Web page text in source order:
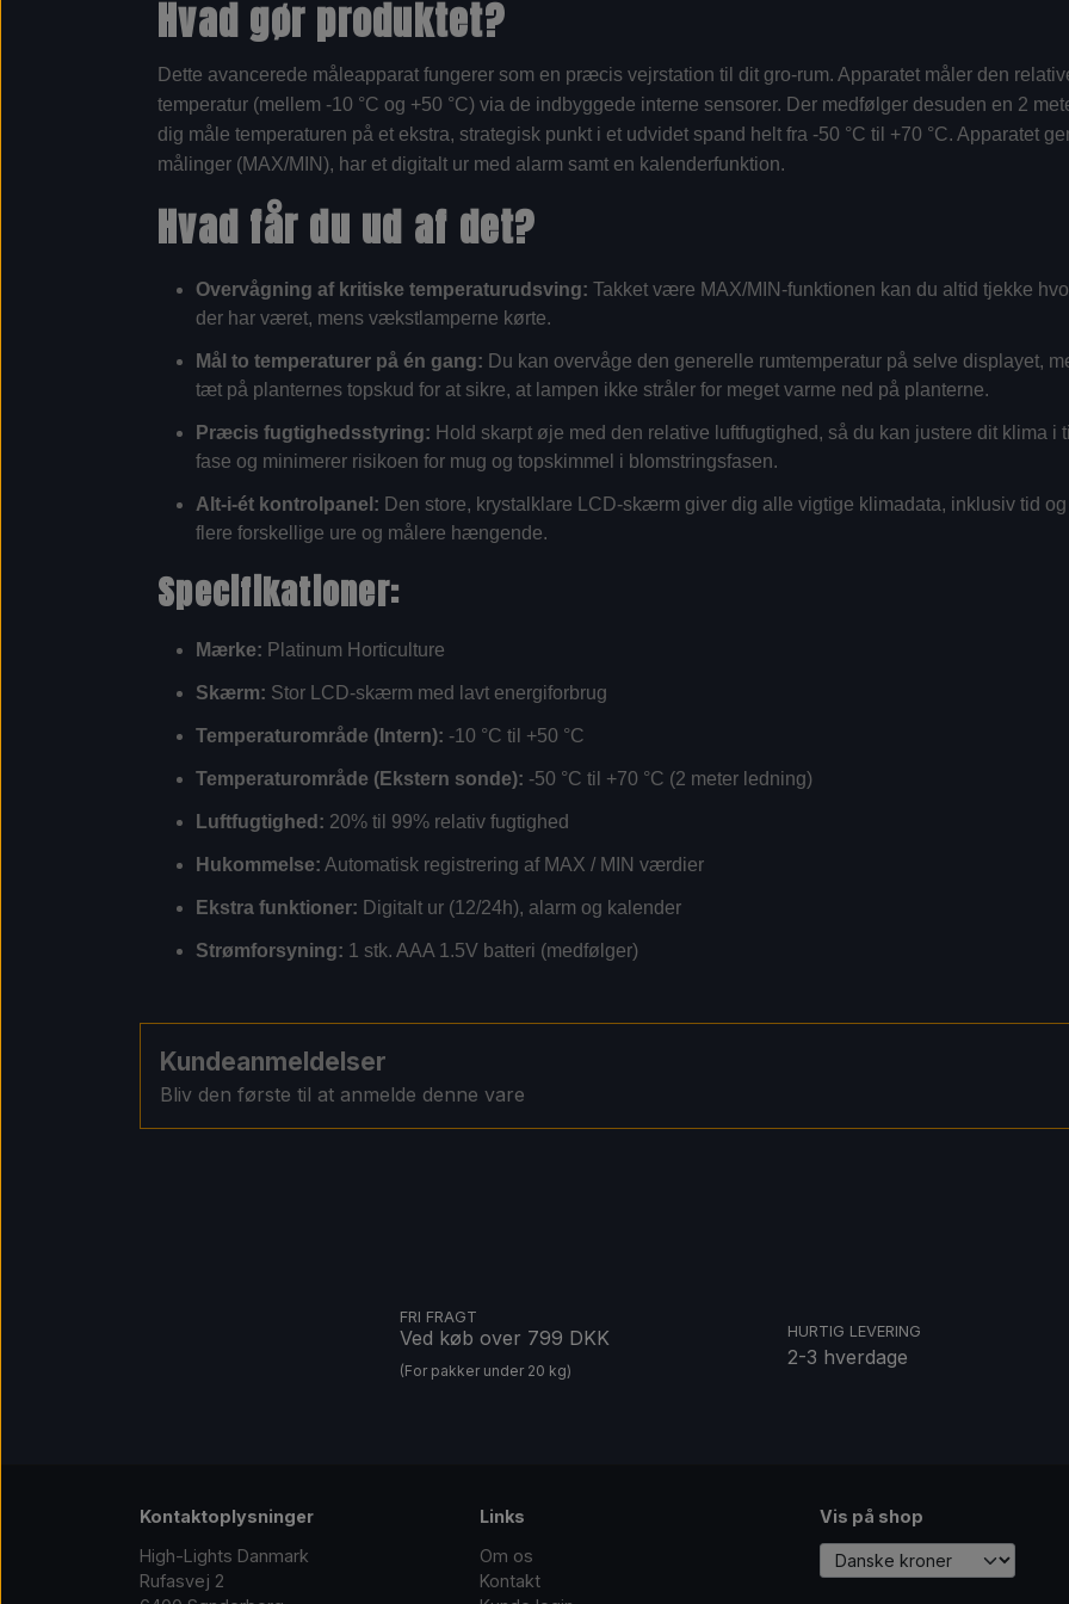
Hvad gør produktet?
Dette avancerede måleapparat fungerer som en præcis vejrstation til dit gro-rum. Apparatet måler den
temperatur (mellem -10 °C og +50 °C) via de indbyggede interne sensorer. Der medfølger desuden en 2
dig måle temperaturen på et ekstra, strategisk punkt i et udvidet spand helt fra -50 °C til +70 °C. Apparatet
målinger (MAX/MIN), har et digitalt ur med alarm samt en kalenderfunktion.
Hvad får du ud af det?
Overvågning af kritiske temperaturudsving: Takket være MAX/MIN-funktionen kan du altid tjekke
der har været, mens vækstlamperne kørte.
Mål to temperaturer på én gang: Du kan overvåge den generelle rumtemperatur på selve displayet,
tæt på planternes topskud for at sikre, at lampen ikke stråler for meget varme ned på planterne.
Præcis fugtighedsstyring: Hold skarpt øje med den relative luftfugtighed, så du kan justere dit klima
fase og minimerer risikoen for mug og topskimmel i blomstringsfasen.
Alt-i-ét kontrolpanel: Den store, krystalklare LCD-skærm giver dig alle vigtige klimadata, inklusiv tid
flere forskellige ure og målere hængende.
Specifikationer:
Mærke: Platinum Horticulture
Skærm: Stor LCD-skærm med lavt energiforbrug
Temperaturområde (Intern): -10 °C til +50 °C
Temperaturområde (Ekstern sonde): -50 °C til +70 °C (2 meter ledning)
Luftfugtighed: 20% til 99% relativ fugtighed
Hukommelse: Automatisk registrering af MAX / MIN værdier
Ekstra funktioner: Digitalt ur (12/24h), alarm og kalender
Strømforsyning: 1 stk. AAA 1.5V batteri (medfølger)
Kundeanmeldelser
Bliv den første til at anmelde denne vare
FRI FRAGT
Ved køb over 799 DKK
(For pakker under 20 kg)
HURTIG LEVERING
2-3 hverdage
Kontaktoplysninger
High-Lights Danmark
Rufasvej 2
Links
Om os
Kontakt
Vis på shop